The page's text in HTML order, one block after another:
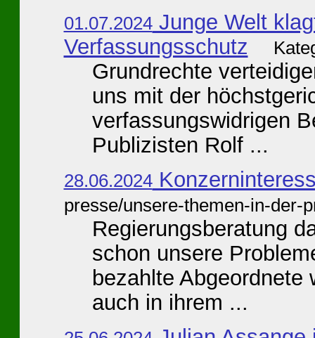
01.07.2024Junge Welt
Verfassungsschutz
Grundrechte
uns mit der
verfassungswidrigen
Publizisten Rolf ...
28.06.2024
presse/unsere-themen-in-der-
Regierungsberatung
schon unsere
bezahlte Abgeordnete
auch in ihrem ...